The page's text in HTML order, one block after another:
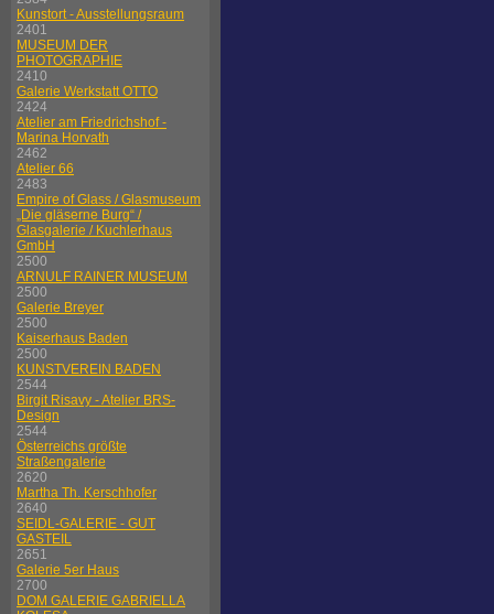
Kunstort - Ausstellungsraum
2401
MUSEUM DER
PHOTOGRAPHIE
2410
Galerie Werkstatt OTTO
2424
Atelier am Friedrichshof -
Marina Horvath
2462
Atelier 66
2483
Empire of Glass / Glasmuseum
„Die gläserne Burg“ /
Glasgalerie / Kuchlerhaus
GmbH
2500
ARNULF RAINER MUSEUM
2500
Galerie Breyer
2500
Kaiserhaus Baden
2500
KUNSTVEREIN BADEN
2544
Birgit Risavy - Atelier BRS-
Design
2544
Österreichs größte
Straßengalerie
2620
Martha Th. Kerschhofer
2640
SEIDL-GALERIE - GUT
GASTEIL
2651
Galerie 5er Haus
2700
DOM GALERIE GABRIELLA